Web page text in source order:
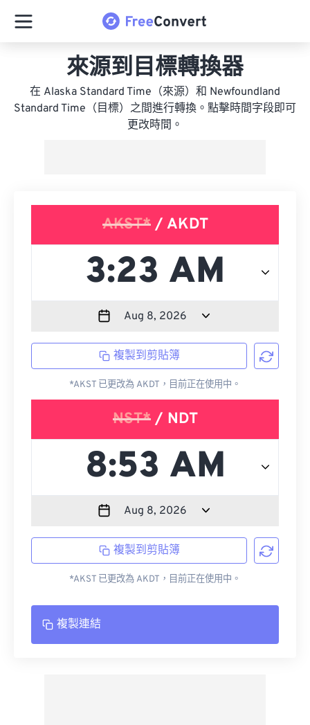
來源到目標轉換器
在 Alaska Standard Time（來源）和 Newfoundland
Standard Time（目標）之間進行轉換。點擊時間字段即可
更改時間。
AKST*/ AKDT
複製到剪貼簿
*AKST 已更改為 AKDT，目前正在使用中。
NST*/ NDT
複製到剪貼簿
*AKST 已更改為 AKDT，目前正在使用中。
複製連結